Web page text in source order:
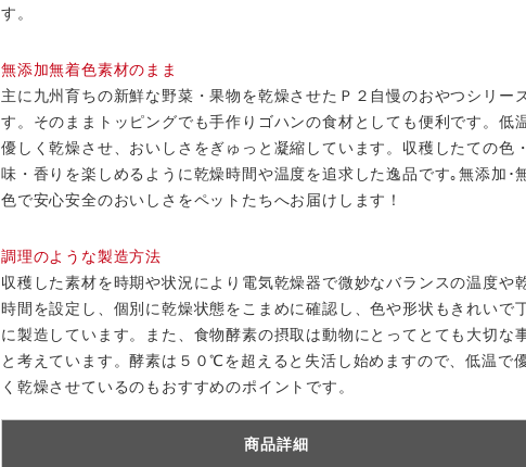
す。
無添加無着色素材のまま
主に九州育ちの新鮮な野菜・果物を乾燥させたＰ２自慢のおやつシリー
す。そのままトッピングでも手作りゴハンの食材としても便利です。低
優しく乾燥させ、おいしさをぎゅっと凝縮しています。収穫したての色・
味・香りを楽しめるように乾燥時間や温度を追求した逸品です｡無添加･
色で安心安全のおいしさをペットたちへお届けします！
調理のような製造方法
収穫した素材を時期や状況により電気乾燥器で微妙なバランスの温度や
時間を設定し、個別に乾燥状態をこまめに確認し、色や形状もきれいで
に製造しています。また、食物酵素の摂取は動物にとってとても大切な
と考えています。酵素は５０℃を超えると失活し始めますので、低温で
く乾燥させているのもおすすめのポイントです。
商品詳細